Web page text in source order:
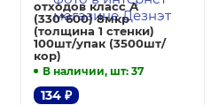
отходов класс А
(330*600) 8мкр
(толщина 1 стенки)
100шт/упак (3500шт/
кор)
В наличии, шт: 37
134₽